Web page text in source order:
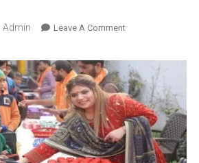
Admin Leave A CommentOn
में
गरम
कपड़े
पाकर
खिले
बच्चों
के